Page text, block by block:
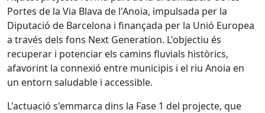
Portes de la Via Blava de l'Anoia, impulsada per la
Diputació de Barcelona i finançada per la Unió Europea
a través dels fons Next Generation. L'objectiu és
recuperar i potenciar els camins fluvials històrics,
afavorint la connexió entre municipis i el riu Anoia en
un entorn saludable i accessible.
L'actuació s'emmarca dins la Fase 1 del projecte, que